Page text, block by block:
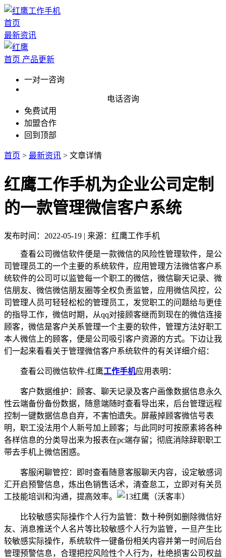
首页
最新资讯
首页 产品更新
一对一咨询
电话咨询
免费试用
加盟合作
回到顶部
首页 > 最新资讯 > 文章详情
红鹰工作手机为企业公司定制
的一款管理微信客户系统
发布时间：2022-05-19 | 来源：红鹰工作手机
查看公司微信软件便是一款微信的风险性管理软件，是公
司管理员工的一个主要的系统软件，应用管理方法微信客户系
统软件的公司可以监管每一个职工的微信，微信聊天记录、微
信朋友、微信微信朋友圈等全权负责监管，应用微信风控，公
司管理人员可轻轻松松的管理员工，发觉职工的问题给与更佳
的指导工作，微信时期，从qq对接顾客继而到现在的微信连接
顾客，微信是客户关系管理一个主要的软件，管理方法好职工
本人微信上的顾客，便是公司吸引客户资源的方式。下边让我
们一起来看看关于管理微信客户系统软件的有关详细介绍：
查看公司微信软件-红鹰工作手机应用表明：
客户数据维护：顾客、聊天记录及客户画像数据信息永久
性云端备份备份数据，随意端随时查看导出来，后台管理远程
控制一键数据信息自弃，不害怕遗失。屏蔽掉顾客微信号表
明，职工没法用个人新号加上顾客；与此同时可按原素将各种
各样信息的分类导出来为报表在pc端存留；彻底消除辞职职工
带去手机上微信困惑。
客服闲聊管控：即时查看随意客服聊天内容，设定敏感词
汇开启预警信息，炼出色销售话术，清查怠工，立即对有关员
工技能培训和沟通，提高效率。
比较敏感实际操作个人行为监管：数十种例如删除微信好
友、消息推送个人名片等比较敏感个人行为监管，一旦产生比
较敏感实际操作，系统软件一键备份相关内容并第一时间后台
管理预警信息，合理把控风险性个人行为，杜绝损害公司权益